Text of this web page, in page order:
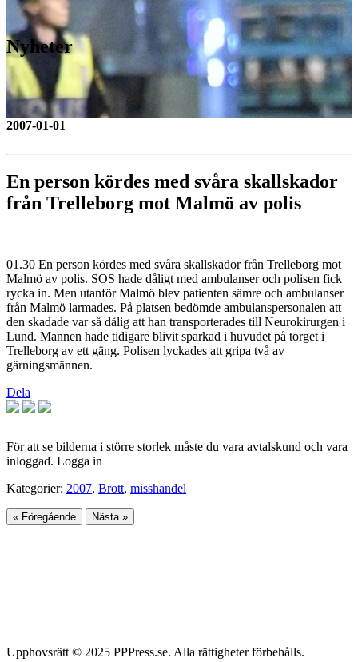
Nyheter
2007-01-01
En person kördes med svåra skallskador
från Trelleborg mot Malmö av polis
01.30 En person kördes med svåra skallskador från Trelleborg mot
Malmö av polis. SOS hade dåligt med ambulanser och polisen fick
rycka in. Men utanför Malmö blev patienten sämre och ambulanser
från Malmö larmades. På platsen bedömde ambulanspersonalen att
den skadade var så dålig att han transporterades till Neurokirurgen i
Lund. Mannen hade tidigare blivit sparkad i huvudet på torget i
Trelleborg av ett gäng. Polisen lyckades att gripa två av
gärningsmännen.
Dela
För att se bilderna i större storlek måste du vara avtalskund och vara
inloggad. Logga in
Kategorier: 2007, Brott, misshandel
« Föregående Nästa »
Upphovsrätt © 2025 PPPress.se. Alla rättigheter förbehålls.